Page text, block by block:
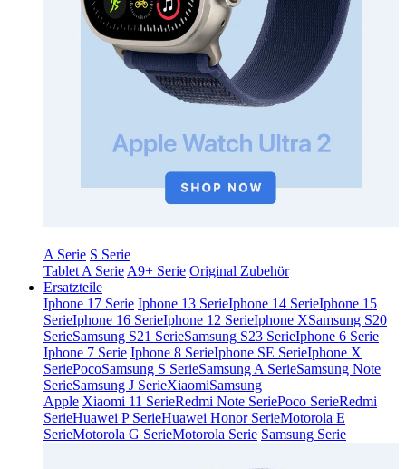
A Serie S Serie
Tablet A Serie A9+ Serie Original Zubehör
Ersatzteile
Iphone 17 Serie Iphone 13 SerieIphone 14 SerieIphone 15
SerieIphone 16 SerieIphone 12 SerieIphone XSamsung S20
SerieSamsung S21 SerieSamsung S23 SerieIphone 6 Serie
Iphone 7 Serie Iphone 8 SerieIphone SE SerieIphone X
SeriePocoSamsung S SerieSamsung A SerieSamsung Note
SerieSamsung J SerieXiaomiSamsung
Apple Xiaomi 11 SerieRedmi Note SeriePoco SerieRedmi
SerieHuawei P SerieHuawei Honor SerieMotorola E
SerieMotorola G SerieMotorola Serie Samsung Serie